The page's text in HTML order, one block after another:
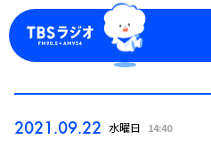
2021.09.22 水曜日 14:40